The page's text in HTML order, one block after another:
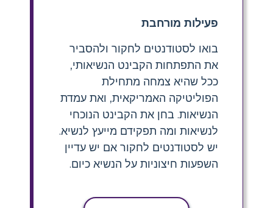
פעילות מורחבת
בואו לסטודנטים לחקור ולהסביר
את התפתחות הקבינט הנשיאותי,
ככל שהיא צמחה מתחילת
הפוליטיקה האמריקאית, ואת עמדת
הנשיאות. בחן את הקבינט הנוכחי
לנשיאות ומה תפקידם מייעץ לנשיא.
יש לסטודנטים לחקור אם יש עדיין
השפעות חיצוניות על הנשיא כיום.